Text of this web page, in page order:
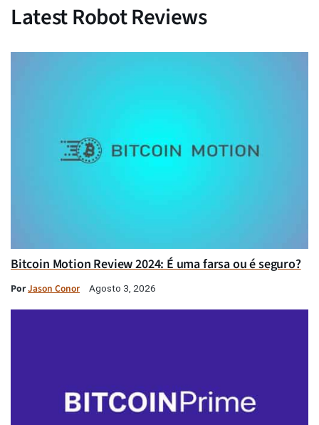
Latest Robot Reviews
Bitcoin Motion Review 2024: É uma farsa ou é seguro?
PorJason Conor Agosto 3, 2026